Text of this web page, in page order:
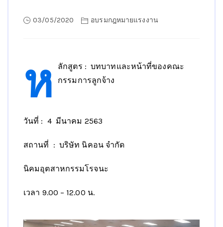
03/05/2020 อบรมกฎหมายแรงงาน
ห
ลักสูตร : บทบาทและหน้าที่ของคณะ
กรรมการลูกจ้าง
วันที่ : 4 มีนาคม 2563
สถานที่ : บริษัท นิคอน จำกัด
นิคมอุตสาหกรรมโรจนะ
เวลา 9.00 – 12.00 น.